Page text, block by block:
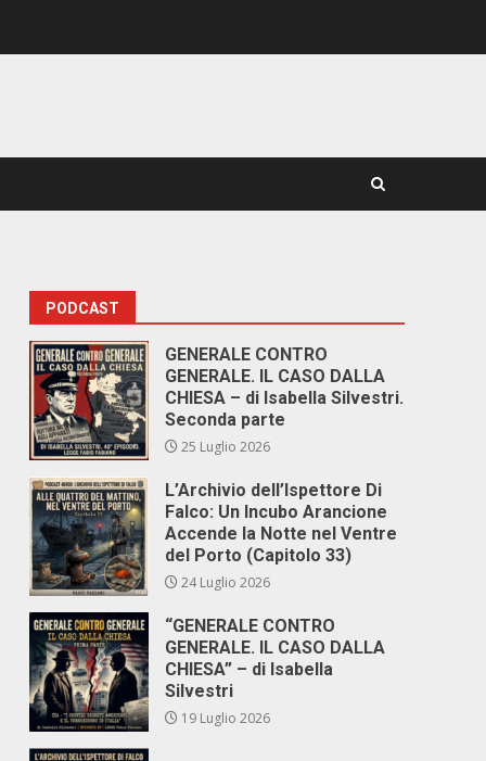
PODCAST
GENERALE CONTRO
GENERALE. IL CASO DALLA
CHIESA – di Isabella Silvestri.
Seconda parte
25 Luglio 2026
L’Archivio dell’Ispettore Di
Falco: Un Incubo Arancione
Accende la Notte nel Ventre
del Porto (Capitolo 33)
24 Luglio 2026
“GENERALE CONTRO
GENERALE. IL CASO DALLA
CHIESA” – di Isabella
Silvestri
19 Luglio 2026